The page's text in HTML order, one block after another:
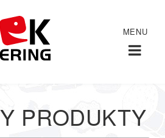
PRODUKTY